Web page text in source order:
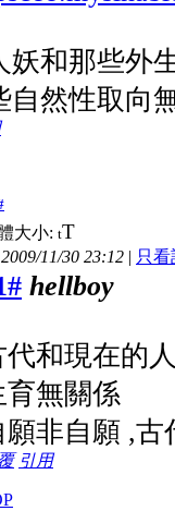
妖和那些外
自然性取向無
大小: tT
2009/11/30 23:12 | 只
hellboy
代和現在的
育無關係
願非自願 ,
引用